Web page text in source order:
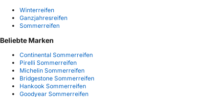
Winterreifen
Ganzjahresreifen
Sommerreifen
Beliebte Marken
Continental Sommerreifen
Pirelli Sommerreifen
Michelin Sommerreifen
Bridgestone Sommerreifen
Hankook Sommerreifen
Goodyear Sommerreifen